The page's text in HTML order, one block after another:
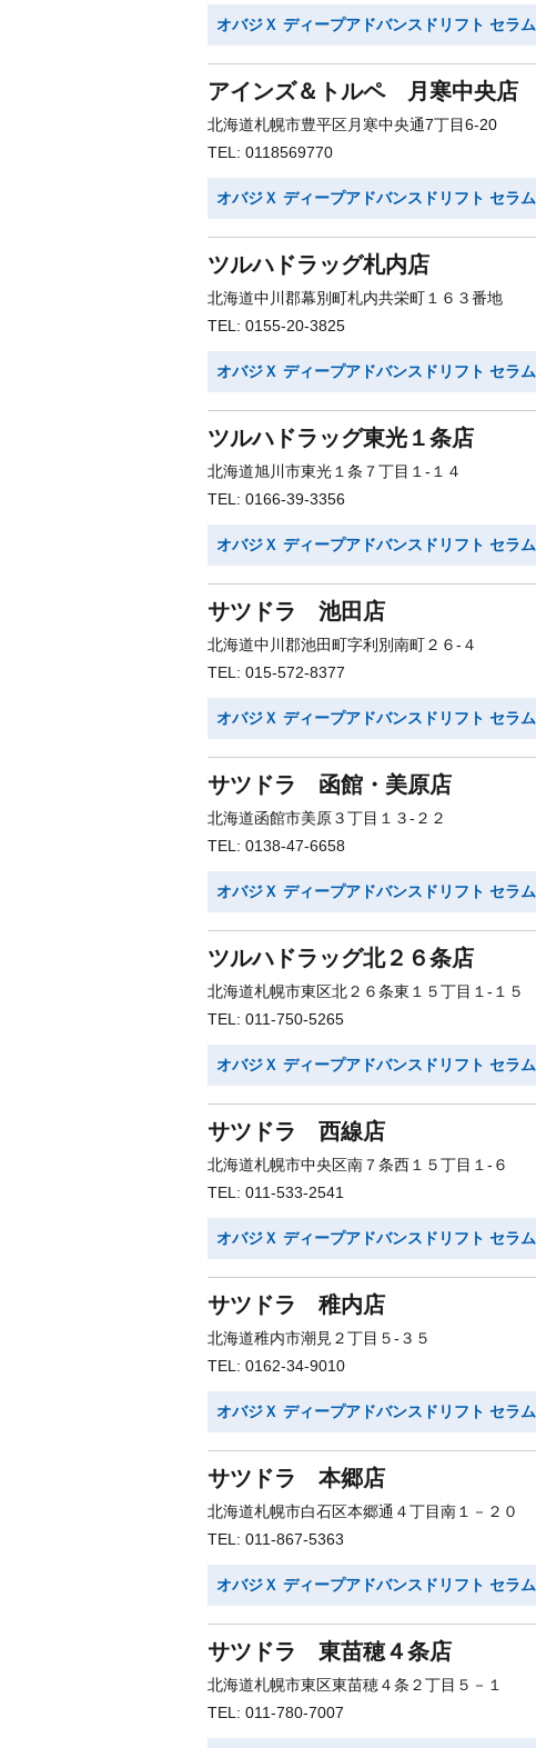
オバジＸ ディープアドバンスドリフト セラム
アインズ＆トルペ 月寒中央店
北海道札幌市豊平区月寒中央通7丁目6-20
TEL: 0118569770
オバジＸ ディープアドバンスドリフト セラム
ツルハドラッグ札内店
北海道中川郡幕別町札内共栄町１６３番地
TEL: 0155-20-3825
オバジＸ ディープアドバンスドリフト セラム
ツルハドラッグ東光１条店
北海道旭川市東光１条７丁目１-１４
TEL: 0166-39-3356
オバジＸ ディープアドバンスドリフト セラム
サツドラ 池田店
北海道中川郡池田町字利別南町２６-４
TEL: 015-572-8377
オバジＸ ディープアドバンスドリフト セラム
サツドラ 函館・美原店
北海道函館市美原３丁目１３-２２
TEL: 0138-47-6658
オバジＸ ディープアドバンスドリフト セラム
ツルハドラッグ北２６条店
北海道札幌市東区北２６条東１５丁目１-１５
TEL: 011-750-5265
オバジＸ ディープアドバンスドリフト セラム
サツドラ 西線店
北海道札幌市中央区南７条西１５丁目１-６
TEL: 011-533-2541
オバジＸ ディープアドバンスドリフト セラム
サツドラ 稚内店
北海道稚内市潮見２丁目５-３５
TEL: 0162-34-9010
オバジＸ ディープアドバンスドリフト セラム
サツドラ 本郷店
北海道札幌市白石区本郷通４丁目南１－２０
TEL: 011-867-5363
オバジＸ ディープアドバンスドリフト セラム
サツドラ 東苗穂４条店
北海道札幌市東区東苗穂４条２丁目５－１
TEL: 011-780-7007